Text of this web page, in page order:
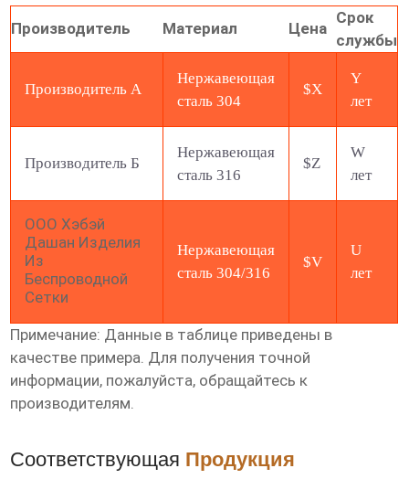
Производитель Материал Цена
Срок
службы
Производитель А
Нержавеющая
сталь 304
$X
Y
лет
Производитель Б
Нержавеющая
сталь 316
$Z
W
лет
ООО Хэбэй
Дашан Изделия
Из
Беспроводной
Сетки
Нержавеющая
сталь 304/316
$V
U
лет
Примечание: Данные в таблице приведены в
качестве примера. Для получения точной
информации, пожалуйста, обращайтесь к
производителям.
Соответствующая Продукция